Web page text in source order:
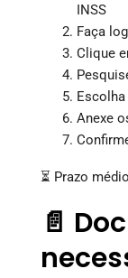
INSS
Faça
Clique
Escolha
Anexe
⏳ Prazo
📄